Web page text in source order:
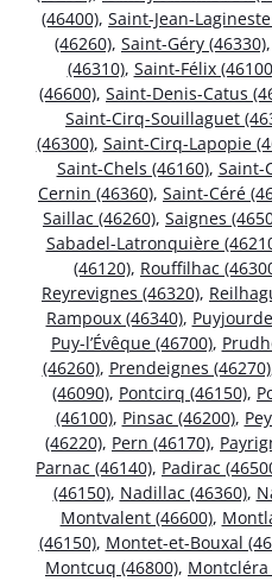
(46400), Saint-Jean-
(46260), Saint-Géry (46330),
(46310), Saint-Félix
(46600), Saint-Denis-Catus
Saint-Cirq-Souillaguet
(46300), Saint-Cirq-Lapopie
Saint-Chels (46160), Saint-
Cernin (46360), Saint-Céré
Saillac (46260), Saignes
Sabadel-Latronquière
(46120), Rouffilhac
Reyrevignes (46320),
Rampoux (46340),
Puy-l’Évêque (46700),
(46260), Prendeignes (46270)
(46090), Pontcirq (46150),
(46100), Pinsac (46200),
(46220), Pern (46170),
Parnac (46140), Padirac
(46150), Nadillac (46360),
Montvalent (46600),
(46150), Montet-et-Bouxal
Montcuq (46800), Montcléra